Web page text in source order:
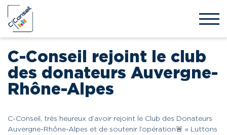
C-Conseil rejoint le club
des donateurs Auvergne-
Rhône-Alpes
C-Conseil, très heureux d’avoir rejoint le Club des Donateurs
Auvergne-Rhône-Alpes et de soutenir l’opération🚨 « Luttons